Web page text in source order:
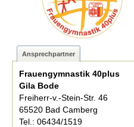
Ansprechpartner
Frauengymnastik 40plus
Gila Bode
Freiherr-v.-Stein-Str. 46
65520 Bad Camberg
Tel.: 06434/1519